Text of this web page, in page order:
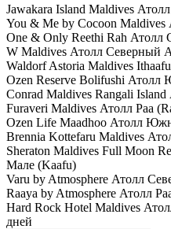
Jawakara Island Maldives
You & Me by Cocoon Maldives
One & Only Reethi Rah Атолл
W Maldives Атолл Северный
Waldorf Astoria Maldives
Ozen Reserve Bolifushi Атолл
Conrad Maldives Rangali Island
Furaveri Maldives Атолл Раа
Ozen Life Maadhoo Атолл
Brennia Kottefaru Maldives
Sheraton Maldives Full Moon
Мале (Kaafu)
Varu by Atmosphere Атолл
Raaya by Atmosphere Атолл
Hard Rock Hotel Maldives
дней